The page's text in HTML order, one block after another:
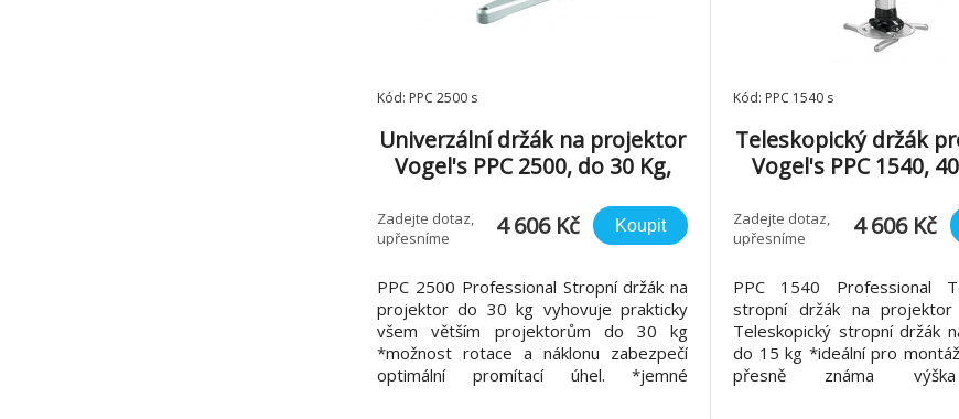
Kód: PPC 2500 s
Univerzální držák na projektor
Vogel's PPC 2500, do 30 Kg,
Zadejte dotaz,
upřesníme
4 606 Kč Koupit
PPC 2500 Professional Stropní držák na
projektor do 30 kg vyhovuje prakticky
všem větším projektorům do 30 kg
*možnost rotace a náklonu zabezpečí
optimální promítací úhel. *jemné
Kód: PPC 1540 s
Teleskopický držák
Vogel's PPC 1540,
Zadejte dotaz,
upřesníme
4 606 Kč
PPC 1540 Professional
stropní držák na
Teleskopický stropní držák
do 15 kg *ideální pro
přesně známa